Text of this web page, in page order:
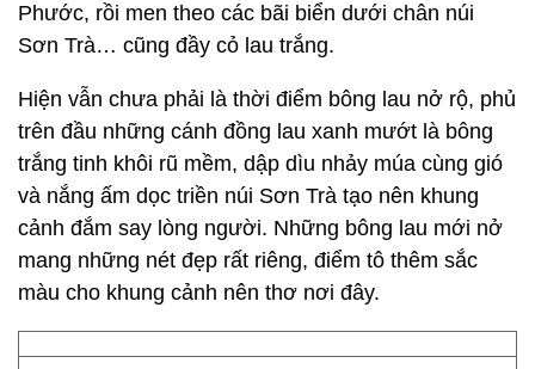
Phước, rồi men theo các bãi biển dưới chân núi
Sơn Trà… cũng đầy cỏ lau trắng.
Hiện vẫn chưa phải là thời điểm bông lau nở rộ, phủ
trên đầu những cánh đồng lau xanh mướt là bông
trắng tinh khôi rũ mềm, dập dìu nhảy múa cùng gió
và nắng ấm dọc triền núi Sơn Trà tạo nên khung
cảnh đắm say lòng người. Những bông lau mới nở
mang những nét đẹp rất riêng, điểm tô thêm sắc
màu cho khung cảnh nên thơ nơi đây.